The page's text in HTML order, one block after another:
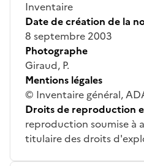
Inventaire
Date de création de la
8 septembre 2003
Photographe
Giraud, P.
Mentions légales
© Inventaire général,
Droits de reproduction
reproduction soumise à
titulaire des droits